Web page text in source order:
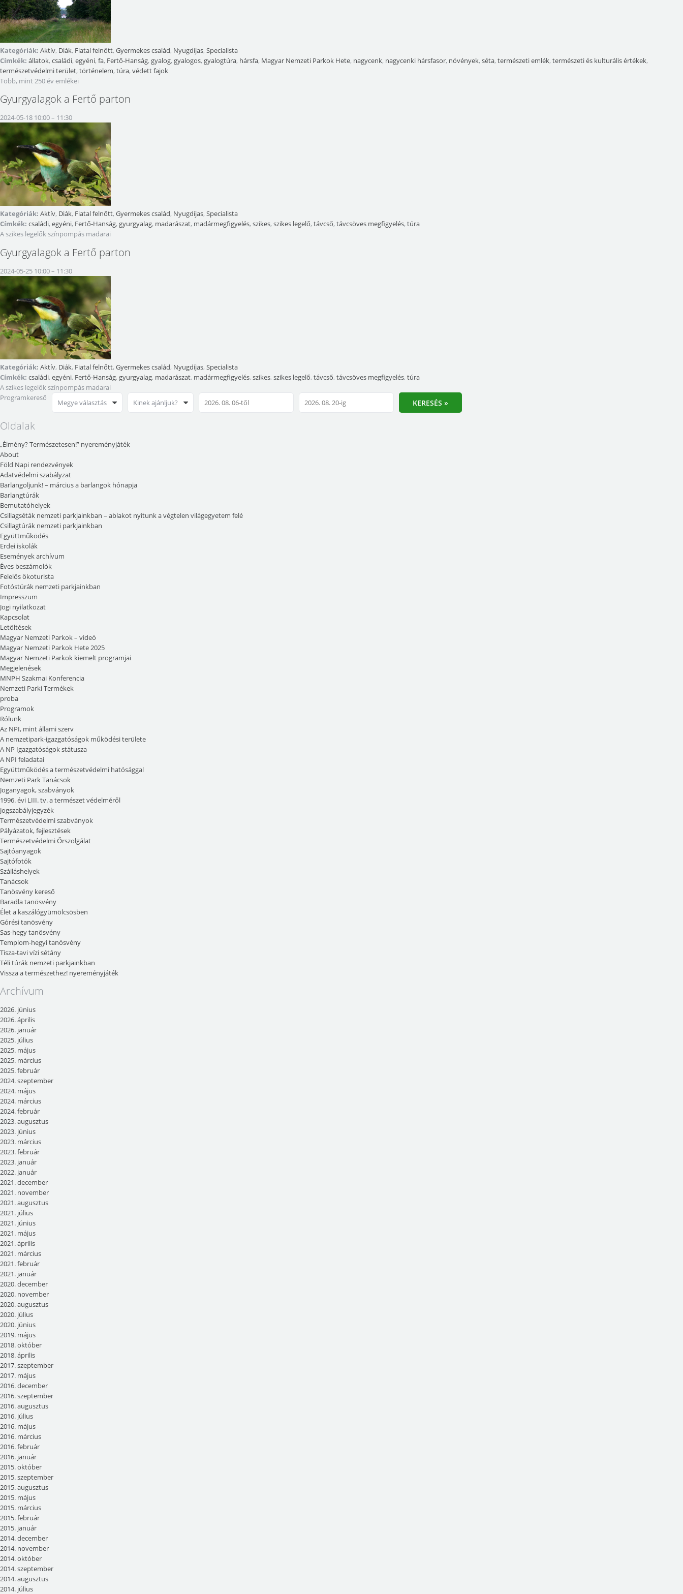
Kategóriák: Aktív, Diák, Fiatal felnőtt, Gyermekes család, Nyugdíjas, Specialista
Címkék: állatok, családi, egyéni, fa, Fertő-Hanság, gyalog, gyalogos, gyalogtúra, hársfa, Magyar Nemzeti Parkok Hete, nagycenk, nagycenki hársfasor, növények, séta, természeti emlék, természeti és kulturális értékek,
természetvédelmi terület, történelem, túra, védett fajok
Több, mint 250 év emlékei
Gyurgyalagok a Fertő parton
2024-05-18 10:00– 11:30
Kategóriák: Aktív, Diák, Fiatal felnőtt, Gyermekes család, Nyugdíjas, Specialista
Címkék: családi, egyéni, Fertő-Hanság, gyurgyalag, madarászat, madármegfigyelés, szikes, szikes legelő, távcső, távcsöves megfigyelés, túra
A szikes legelők színpompás madarai
Gyurgyalagok a Fertő parton
2024-05-25 10:00– 11:30
Kategóriák: Aktív, Diák, Fiatal felnőtt, Gyermekes család, Nyugdíjas, Specialista
Címkék: családi, egyéni, Fertő-Hanság, gyurgyalag, madarászat, madármegfigyelés, szikes, szikes legelő, távcső, távcsöves megfigyelés, túra
A szikes legelők színpompás madarai
Programkereső
Megye választás Kinek ajánljuk? KERESÉS »
Oldalak
„Élmény? Természetesen!” nyereményjáték
About
Föld Napi rendezvények
Adatvédelmi szabályzat
Barlangoljunk! – március a barlangok hónapja
Barlangtúrák
Bemutatóhelyek
Csillagséták nemzeti parkjainkban – ablakot nyitunk a végtelen világegyetem felé
Csillagtúrák nemzeti parkjainkban
Együttműködés
Erdei iskolák
Események archívum
Éves beszámolók
Felelős ökoturista
Fotóstúrák nemzeti parkjainkban
Impresszum
Jogi nyilatkozat
Kapcsolat
Letöltések
Magyar Nemzeti Parkok – videó
Magyar Nemzeti Parkok Hete 2025
Magyar Nemzeti Parkok kiemelt programjai
Megjelenések
MNPH Szakmai Konferencia
Nemzeti Parki Termékek
proba
Programok
Rólunk
Az NPI, mint állami szerv
A nemzetipark-igazgatóságok működési területe
A NP Igazgatóságok státusza
A NPI feladatai
Együttműködés a természetvédelmi hatósággal
Nemzeti Park Tanácsok
Joganyagok, szabványok
1996. évi LIII. tv. a természet védelméről
Jogszabályjegyzék
Természetvédelmi szabványok
Pályázatok, fejlesztések
Természetvédelmi Őrszolgálat
Sajtóanyagok
Sajtófotók
Szálláshelyek
Tanácsok
Tanösvény kereső
Baradla tanösvény
Élet a kaszálógyümölcsösben
Górési tanösvény
Sas-hegy tanösvény
Templom-hegyi tanösvény
Tisza-tavi vízi sétány
Téli túrák nemzeti parkjainkban
Vissza a természethez! nyereményjáték
Archívum
2026. június
2026. április
2026. január
2025. július
2025. május
2025. március
2025. február
2024. szeptember
2024. május
2024. március
2024. február
2023. augusztus
2023. június
2023. március
2023. február
2023. január
2022. január
2021. december
2021. november
2021. augusztus
2021. július
2021. június
2021. május
2021. április
2021. március
2021. február
2021. január
2020. december
2020. november
2020. augusztus
2020. július
2020. június
2019. május
2018. október
2018. április
2017. szeptember
2017. május
2016. december
2016. szeptember
2016. augusztus
2016. július
2016. május
2016. március
2016. február
2016. január
2015. október
2015. szeptember
2015. augusztus
2015. május
2015. március
2015. február
2015. január
2014. december
2014. november
2014. október
2014. szeptember
2014. augusztus
2014. július